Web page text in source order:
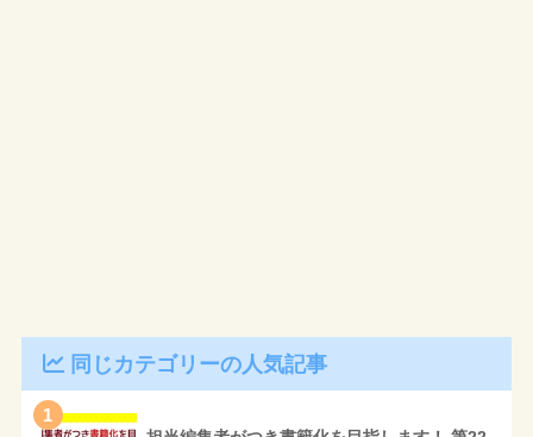
同じカテゴリーの人気記事
1